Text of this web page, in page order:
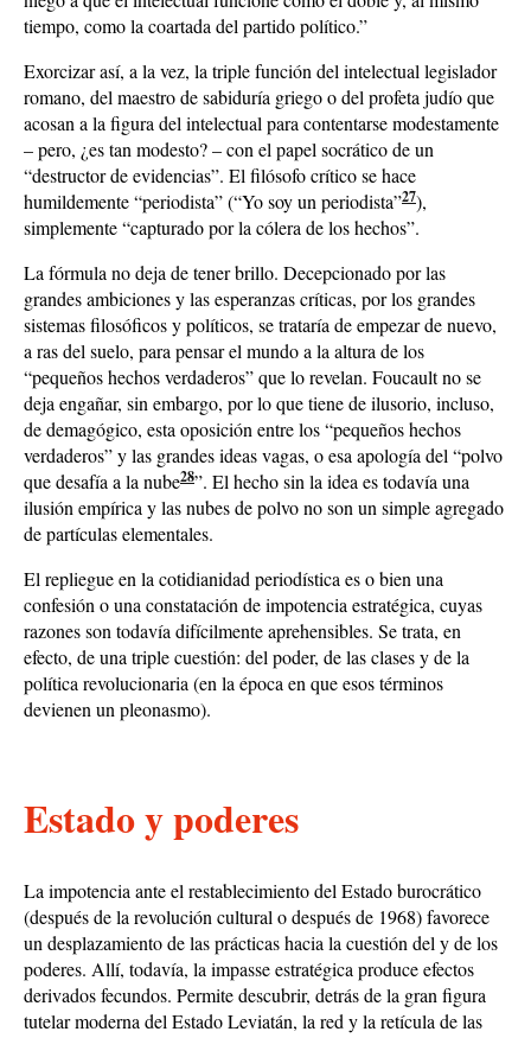
tiempo, como la coartada del partido político.”
Exorcizar así, a la vez, la triple función del intelectual legislador
romano, del maestro de sabiduría griego o del profeta judío que
acosan a la figura del intelectual para contentarse modestamente
– pero, ¿es tan modesto? – con el papel socrático de un
“destructor de evidencias”. El filósofo crítico se hace
humildemente “periodista” (“Yo soy un periodista”27),
simplemente “capturado por la cólera de los hechos”.
La fórmula no deja de tener brillo. Decepcionado por las
grandes ambiciones y las esperanzas críticas, por los grandes
sistemas filosóficos y políticos, se trataría de empezar de nuevo,
a ras del suelo, para pensar el mundo a la altura de los
“pequeños hechos verdaderos” que lo revelan. Foucault no se
deja engañar, sin embargo, por lo que tiene de ilusorio, incluso,
de demagógico, esta oposición entre los “pequeños hechos
verdaderos” y las grandes ideas vagas, o esa apología del “polvo
que desafía a la nube28”. El hecho sin la idea es todavía una
ilusión empírica y las nubes de polvo no son un simple agregado
de partículas elementales.
El repliegue en la cotidianidad periodística es o bien una
confesión o una constatación de impotencia estratégica, cuyas
razones son todavía difícilmente aprehensibles. Se trata, en
efecto, de una triple cuestión: del poder, de las clases y de la
política revolucionaria (en la época en que esos términos
devienen un pleonasmo).
Estado y poderes
La impotencia ante el restablecimiento del Estado burocrático
(después de la revolución cultural o después de 1968) favorece
un desplazamiento de las prácticas hacia la cuestión del y de los
poderes. Allí, todavía, la impasse estratégica produce efectos
derivados fecundos. Permite descubrir, detrás de la gran figura
tutelar moderna del Estado Leviatán, la red y la retícula de las